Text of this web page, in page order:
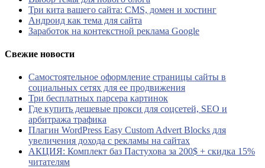
Три кита вашего сайта: CMS, домен и хостинг
Андроид как тема для сайта
Заработок на контекстной реклама Google
Свежие новости
Самостоятельное оформление страницы сайты в
социальных сетях для ее продвижения
Три бесплатных парсера картинок
Где купить дешевые прокси для соцсетей, SEO и
арбитража трафика
Плагин WordPress Easy Custom Advert Blocks для
увеличения дохода с рекламы на сайтах
АКЦИЯ: Комплект баз Пастухова за 200$ + скидка 15%
читателям